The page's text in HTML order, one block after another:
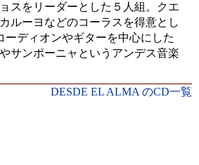
スをリーダーとした５人組。クエ
ルーヨなどのコーラスを得意とし
ーディオンやギターを中心にした
サンポーニャというアンデス音楽
DESDE EL ALMA のCD一覧